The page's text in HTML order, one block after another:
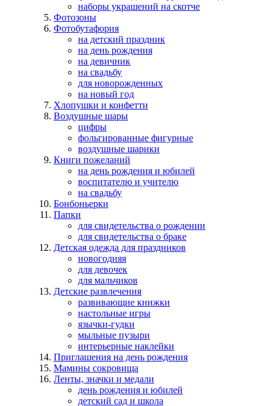
наборы украшений на скотче
Фотозоны
Фотобутафория
на детский праздник
на день рождения
на девичник
на свадьбу
для новорожденных
на новый год
Хлопушки и конфетти
Воздушные шары
цифры
фольгированные фигурные
воздушные шарики
Книги пожеланий
на день рождения и юбилей
воспитателю и учителю
на свадьбу
Бонбоньерки
Папки
для свидетельства о рождении
для свидетельства о браке
Детская одежда для праздников
новогодняя
для девочек
для мальчиков
Детские развлечения
развивающие книжки
настольные игры
язычки-гудки
мыльные пузыри
интерьерные наклейки
Приглашения на день рождения
Мамины сокровища
Ленты, значки и медали
день рождения и юбилей
детский сад и школа